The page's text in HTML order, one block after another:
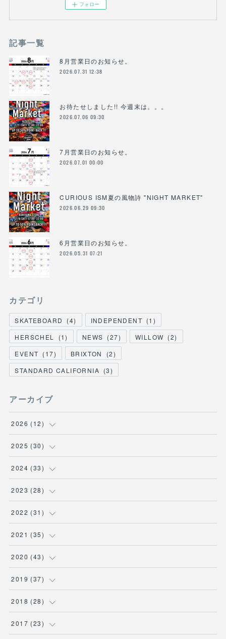
フォロー
記事一覧
8月営業日のお知らせ。
2026.07.31 12:38
お待たせしました!! 今週末は。。。
2026.07.06 09:30
7月営業日のお知らせ。
2026.07.01 00:00
CURIOUS ISM夏の風物詩 "NIGHT MARKET"
2026.06.29 09:30
6月営業日のお知らせ。
2026.05.31 07:21
カテゴリ
SKATEBOARD (4) INDEPENDENT (1 )
HERSCHEL
(1) NEWS (27) WILLOW (2)
EVENT (17) BRIXTON (2)
STANDARD CALIFORNIA (3)
アーカイブ
2026 (12)
(3)
(1)
(2)
( 1 )
2025 (30)
(5)
(3)
(2 )
( 4)
(4)
2024 (33)
(5)
(1 )
(2)
( 6 )
2023 (28)
(3 )
(2)
(2)
(3)
2022 (31 )
(1)
(3)
(3)
(2 )
2021 (35)
(1)
(4)
(1)
(1 )
2020 (43)
(3)
(4)
(3)
2019 (37)
(4)
(5)
2018 (28)
(1)
2017 (23)